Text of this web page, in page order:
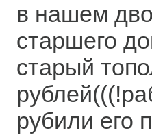
в нашем
старшего
старый
рубили его